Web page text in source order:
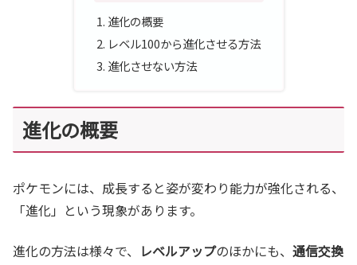
進化の概要
レベル100から進化させる方法
進化させない方法
進化の概要
ポケモンには、成長すると姿が変わり能力が強化される、
「進化」という現象があります。
進化の方法は様々で、 レベルアップのほかにも、 通信交換